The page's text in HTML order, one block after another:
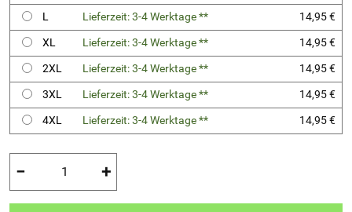
L
Lieferzeit: 3-4 Werktage **
14,95 €
XL
Lieferzeit: 3-4 Werktage **
14,95 €
2XL
Lieferzeit: 3-4 Werktage **
14,95 €
3XL
Lieferzeit: 3-4 Werktage **
14,95 €
4XL
Lieferzeit: 3-4 Werktage ** 14,95 €
− +